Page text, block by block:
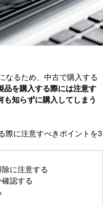
なるため、中古で購入する
品を購入する際には注意す
知らずに購入してしまう
際に注意すべきポイントを3
に注意する
認する